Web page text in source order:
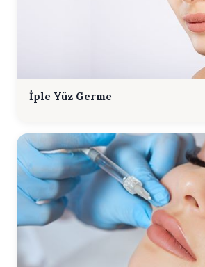
İple Yüz Germe